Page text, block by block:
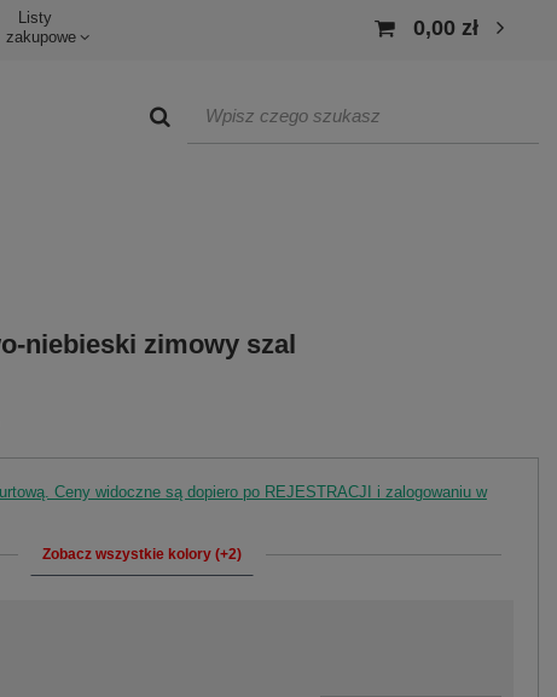
Listy
zakupowe
0,00 zł
niebieski zimowy szal
Ceny widoczne są dopiero po REJESTRACJI i zalogowaniu w
Zobacz wszystkie kolory (+2)